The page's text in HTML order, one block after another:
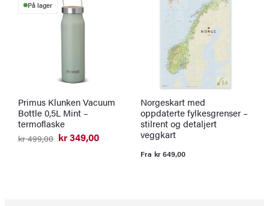
På lager
Primus Klunken Vacuum
Bottle 0,5L Mint –
termoflaske
kr499,00
Opprinnelig
kr349,00
Nåværende
Norgeskart med
oppdaterte fylkesgrenser –
stilrent og detaljert
veggkart
Fra kr649,00